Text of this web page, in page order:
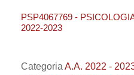
PSP4067769 -
2022-2023
Categoria A.A. 2022 -